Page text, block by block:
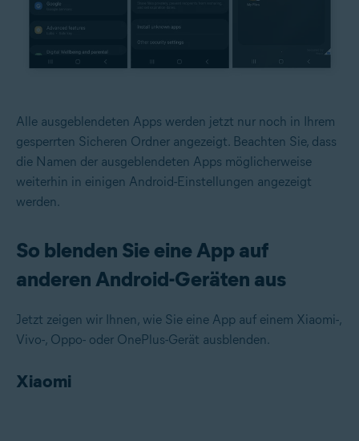
Alle ausgeblendeten Apps werden jetzt nur noch in Ihrem
gesperrten Sicheren Ordner angezeigt. Beachten Sie, dass
die Namen der ausgeblendeten Apps möglicherweise
weiterhin in einigen Android-Einstellungen angezeigt
werden.
So blenden Sie eine App auf
anderen Android-Geräten aus
Jetzt zeigen wir Ihnen, wie Sie eine App auf einem Xiaomi-,
Vivo-, Oppo- oder OnePlus-Gerät ausblenden.
Xiaomi